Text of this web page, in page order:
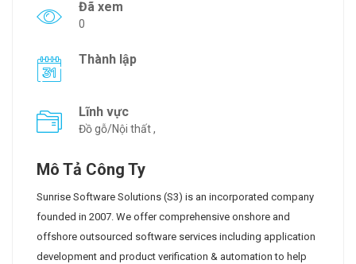
Đã xem
0
Thành lập
Lĩnh vực
Đồ gỗ/Nội thất ,
Mô Tả Công Ty
Sunrise Software Solutions (S3) is an incorporated company
founded in 2007. We offer comprehensive onshore and
offshore outsourced software services including application
development and product verification & automation to help